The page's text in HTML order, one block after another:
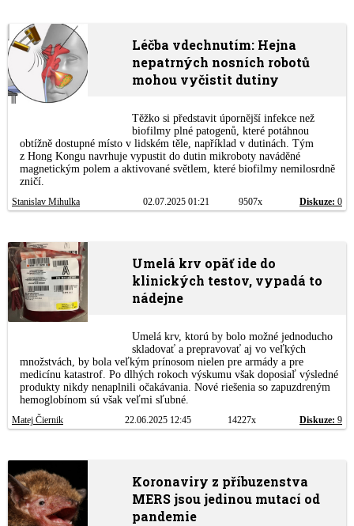
Léčba vdechnutím: Hejna
nepatrných nosních robotů
mohou vyčistit dutiny
Těžko si představit úpornější infekce než
biofilmy plné patogenů, které potáhnou
obtížně dostupné místo v lidském těle, například v dutinách. Tým
z Hong Kongu navrhuje vypustit do dutin mikroboty naváděné
magnetickým polem a aktivované světlem, které biofilmy nemilosrdně
zničí.
Stanislav Mihulka 02.07.2025 01:21 9507x Diskuze: 0
Umelá krv opäť ide do
klinických testov, vypadá to
nádejne
Umelá krv, ktorú by bolo možné jednoducho
skladovať a prepravovať aj vo veľkých
množstvách, by bola veľkým prínosom nielen pre armády a pre
medicínu katastrof. Po dlhých rokoch výskumu však doposiaľ výsledné
produkty nikdy nenaplnili očakávania. Nové riešenia so zapuzdreným
hemoglobínom sú však veľmi sľubné.
Matej Čiernik 22.06.2025 12:45 14227x Diskuze: 9
Koronaviry z příbuzenstva
MERS jsou jedinou mutací od
pandemie